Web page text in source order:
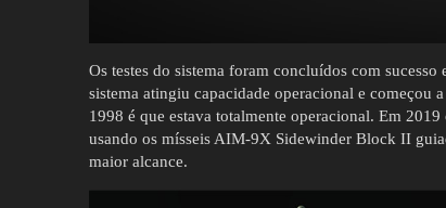
Os testes do sistema foram concluídos com
sistema atingiu capacidade operacional e começou
1998 é que estava totalmente operacional. Em
usando os mísseis AIM-9X Sidewinder Block II
maior alcance.